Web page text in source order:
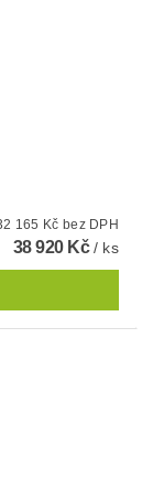
32 165 Kč bez DPH
38 920 Kč/ ks